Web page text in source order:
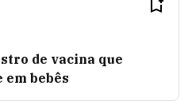
de vacina que
bebês